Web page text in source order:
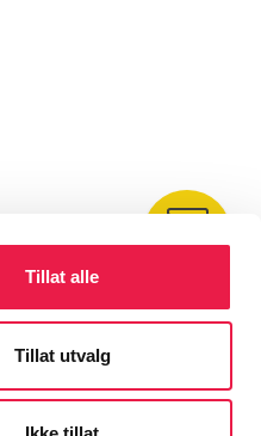
Tillat alle
Tillat utvalg
Kontakt